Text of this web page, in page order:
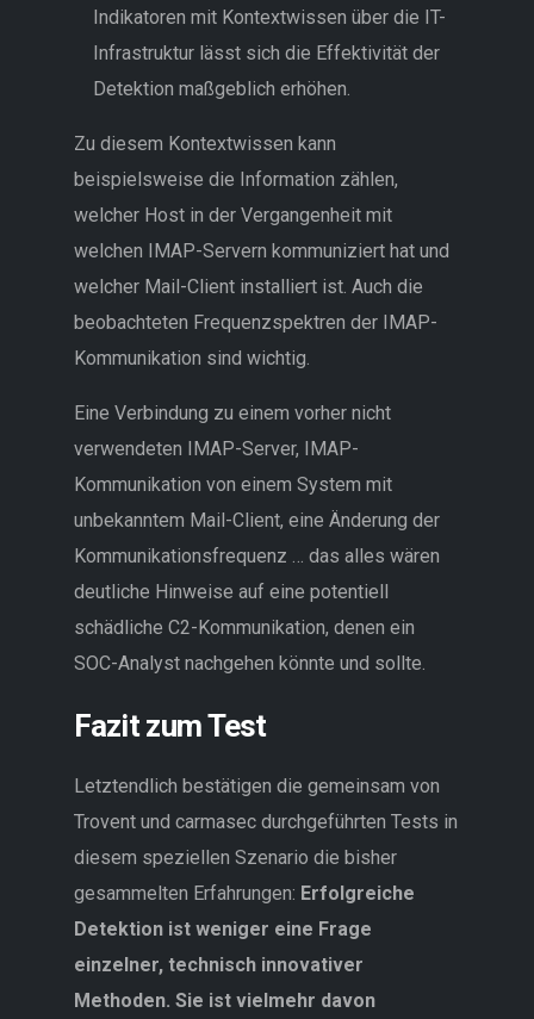
Indikatoren mit Kontextwissen über die IT-
Infrastruktur lässt sich die Effektivität der
Detektion maßgeblich erhöhen.
Zu diesem Kontextwissen kann
beispielsweise die Information zählen,
welcher Host in der Vergangenheit mit
welchen IMAP-Servern kommuniziert hat und
welcher Mail-Client installiert ist. Auch die
beobachteten Frequenzspektren der IMAP-
Kommunikation sind wichtig.
Eine Verbindung zu einem vorher nicht
verwendeten IMAP-Server, IMAP-
Kommunikation von einem System mit
unbekanntem Mail-Client, eine Änderung der
Kommunikationsfrequenz … das alles wären
deutliche Hinweise auf eine potentiell
schädliche C2-Kommunikation, denen ein
SOC-Analyst nachgehen könnte und sollte.
Fazit zum Test
Letztendlich bestätigen die gemeinsam von
Trovent und carmasec durchgeführten Tests in
diesem speziellen Szenario die bisher
gesammelten Erfahrungen: Erfolgreiche
Detektion ist weniger eine Frage
einzelner, technisch innovativer
Methoden. Sie ist vielmehr davon